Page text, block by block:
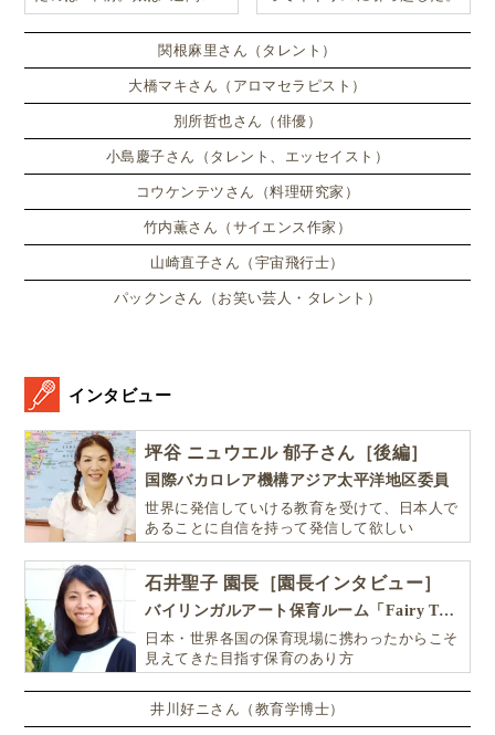
ンドンのサマースクールに通
い、英語劇に挑戦したり、
関根麻里さん（タレント）
大橋マキさん（アロマセラピスト）
別所哲也さん（俳優）
小島慶子さん（タレント、エッセイスト）
コウケンテツさん（料理研究家）
竹内薫さん（サイエンス作家）
山崎直子さん（宇宙飛行士）
パックンさん（お笑い芸人・タレント）
インタビュー
坪谷 ニュウエル 郁子さん［後編］
国際バカロレア機構アジア太平洋地区委員
世界に発信していける教育を受けて、日本人で
あることに自信を持って発信して欲しい
石井聖子 園長［園長インタビュー］
バイリンガルアート保育ルーム「Fairy Tale（フェアリーテイル）」
日本・世界各国の保育現場に携わったからこそ
見えてきた目指す保育のあり方
井川好ニさん（教育学博士）